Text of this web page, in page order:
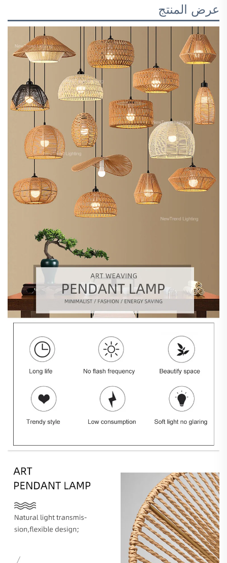
عرض المنتج